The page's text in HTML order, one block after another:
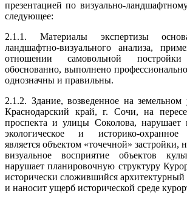
презентацией по визуально-
следующее:
2.1.1. Материалы экспертизы
ландшафтно-визуального анализа,
отношении самовольной
обоснованно, выполнено
однозначны и правильны.
2.1.2. Здание, возведенное на земельном
Краснодарский край, г. Сочи, на
проспекта и улицы Соколова, нарушает
экологическое и историко-охранное
является объектом «точечной» застройки,
визуальное восприятие объектов
нарушает планировочную структуру
исторически сложившийся
и наносит ущерб исторической среде